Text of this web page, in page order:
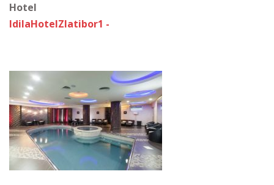
Hotel
IdilaHotelZlatibor1 -